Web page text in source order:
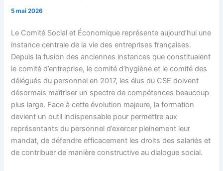
5 mai 2026
Le Comité Social et Économique représente aujourd’hui une
instance centrale de la vie des entreprises françaises.
Depuis la fusion des anciennes instances que constituaient
le comité d’entreprise, le comité d’hygiène et le comité des
délégués du personnel en 2017, les élus du CSE doivent
désormais maîtriser un spectre de compétences beaucoup
plus large. Face à cette évolution majeure, la formation
devient un outil indispensable pour permettre aux
représentants du personnel d’exercer pleinement leur
mandat, de défendre efficacement les droits des salariés et
de contribuer de manière constructive au dialogue social.